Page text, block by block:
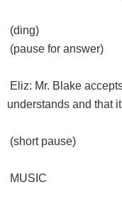
(ding)
(pause for answer)
Eliz: Mr. Blake
understands and that
(short pause)
MUSIC